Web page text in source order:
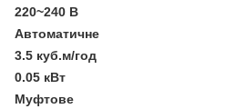
220~240 В
Автоматичне
3.5 куб.м/год
0.05 кВт
Муфтове